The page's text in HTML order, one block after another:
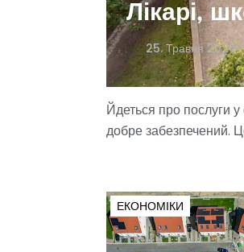
Лікарі,
25. Травня 2026
Йдеться про послуги у
добре забезпечений.
ЕКОНОМІКИ